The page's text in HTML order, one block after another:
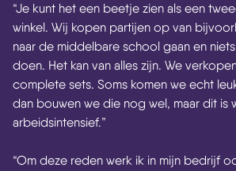
“Je kunt het een beetje zien als een
winkel. Wij kopen partijen op van
naar de middelbare school gaan en
doen. Het kan van alles zijn. We
complete sets. Soms komen we echt
dan bouwen we die nog wel, maar dit is
arbeidsintensief.”
“Om deze reden werk ik in mijn bedrijf